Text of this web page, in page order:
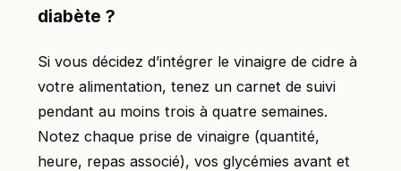
diabète ?
Si vous décidez d’intégrer le vinaigre de cidre à
votre alimentation, tenez un carnet de suivi
pendant au moins trois à quatre semaines.
Notez chaque prise de vinaigre (quantité,
heure, repas associé), vos glycémies avant et